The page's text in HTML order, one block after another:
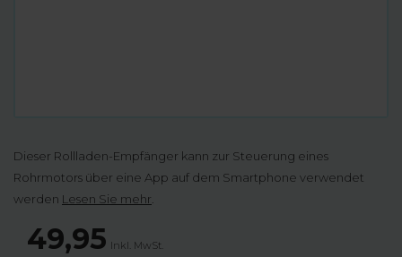
Dieser Rollladen-Empfänger kann zur Steuerung eines
Rohrmotors über eine App auf dem Smartphone verwendet
werden Lesen Sie mehr
49,95 Inkl. MwSt.